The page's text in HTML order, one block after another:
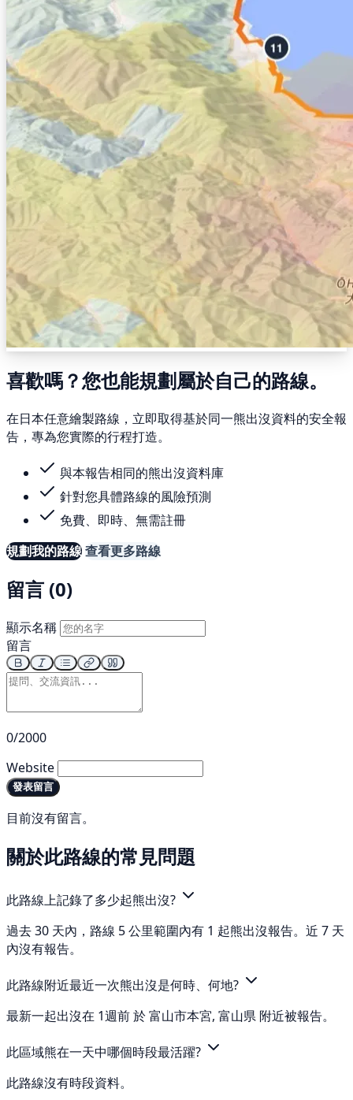
喜歡嗎？您也能規劃屬於自己的路線。
在日本任意繪製路線，立即取得基於同一熊出沒資料的安全報
告，專為您實際的行程打造。
與本報告相同的熊出沒資料庫
針對您具體路線的風險預測
免費、即時、無需註冊
規劃我的路線查看更多路線
留言 (0)
顯示名稱
留言
0/2000
Website
發表留言
目前沒有留言。
關於此路線的常見問題
此路線上記錄了多少起熊出沒?
過去 30 天內，路線 5 公里範圍內有 1 起熊出沒報告。近 7 天
內沒有報告。
此路線附近最近一次熊出沒是何時、何地?
最新一起出沒在 1週前 於 富山市本宮, 富山県 附近被報告。
此區域熊在一天中哪個時段最活躍?
此路線沒有時段資料。